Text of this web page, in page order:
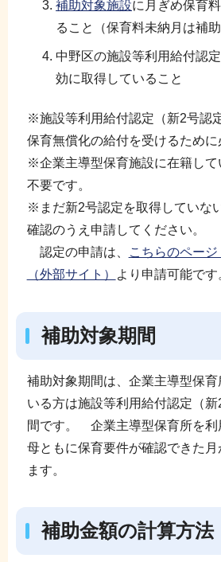
補助対象施設に月ぎめ保育
ること（保育料未納月は補助
中野区の施設等利用給付認
効に取得していること
※施設等利用給付認定（新2号認
保育無償化の給付を受けるために
※企業主導型保育施設に在籍して
不要です。
※まだ新2号認定を取得していな
確認のうえ申請してください。
認定の申請は、
こちらのページ
（外部サイト）
より申請可能です
補助対象期間
補助対象期間は、企業主導型保
いる方は施設等利用給付認定（
間です。 企業主導型保育所を利
母ともに保育要件が確認できた月
ます。
補助金額の計算方法